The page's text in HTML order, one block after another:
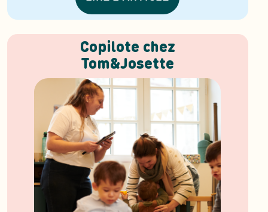
Copilote chez
Tom&Josette